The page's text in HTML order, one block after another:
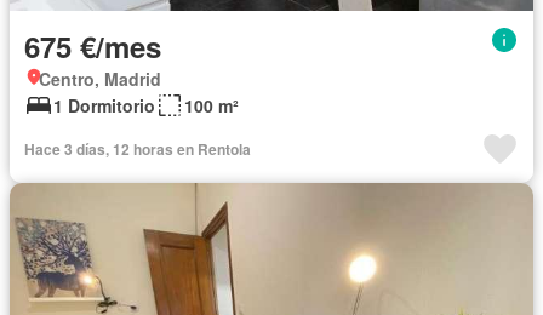
675 €/mes
Centro, Madrid
1 Dormitorio
100 m²
Hace 3 días, 12 horas en Rentola